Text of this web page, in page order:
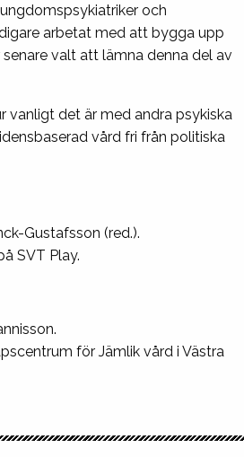
och
arbetat med att bygga upp
valt att lämna denna del av
vanligt det är med andra psykiska
vård fri från politiska
Gustafsson (red.).
SVT Play.
för Jämlik vård i Västra